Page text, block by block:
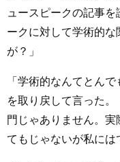
ュースピークの記事
ークに対して学術的
が？」
「学術的なんてとん
を取り戻して言った
門じゃありません。
てもじゃないが私には